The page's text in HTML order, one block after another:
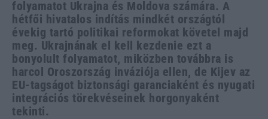
folyamatot Ukrajna és Moldova számára. A
hétfői hivatalos indítás mindkét országtól
évekig tartó politikai reformokat követel majd
meg. Ukrajnának el kell kezdenie ezt a
bonyolult folyamatot, miközben továbbra is
harcol Oroszország inváziója ellen, de Kijev az
EU-tagságot biztonsági garanciaként és nyugati
integrációs törekvéseinek horgonyaként
tekinti.